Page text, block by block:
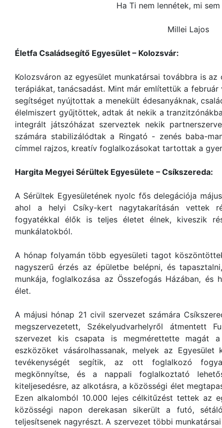
Ha Ti nem lennétek, mi
Millei Lajos
Életfa Családsegítő Egyesület – Kolozsvár:
Kolozsváron az egyesület munkatársai továbbra is
terápiákat, tanácsadást. Mint már említettük a
segítséget nyújtottak a menekült édesanyáknak,
élelmiszert gyűjtöttek, adtak át nekik a
integrált játszóházat szerveztek nekik
számára stabilizálódtak a Ringató - zenés baba-
címmel rajzos, kreatív foglalkozásokat tartottak a
Hargita Megyei Sérültek Egyesülete – Csíkszereda:
A Sérültek Egyesületének nyolc fős delegációja
ahol a helyi Csíky-kert nagytakarításán vettek
fogyatékkal élők is teljes életet élnek, kiveszik
munkálatokból.
A hónap folyamán több egyesületi tagot
nagyszerű érzés az épületbe belépni, és
munkája, foglalkozása az Összefogás Házában, és
élet.
A májusi hónap 21 civil szervezet számára
megszervezetett, Székelyudvarhelyről átmentett
szervezet kis csapata is megmérettette magát
eszközöket vásárolhassanak, melyek az
tevékenységét segítik, az ott foglalkozó
megkönnyítse, és a nappali foglalkoztató
kiteljesedésre, az alkotásra, a közösségi élet
Ezen alkalomból 10.000 lejes célkitűzést tettek az
közösségi napon derekasan sikerült a futó,
teljesítsenek nagyrészt. A szervezet többi